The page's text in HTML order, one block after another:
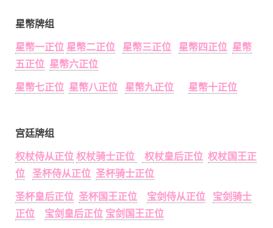
星幣牌组
星幣一正位 星幣二正位 星幣三正位 星幣四正位 星幣
五正位 星幣六正位
星幣七正位 星幣八正位 星幣九正位 星幣十正位
宫廷牌组
权杖侍从正位 权杖骑士正位 权杖皇后正位 权杖国王正
位
圣杯侍从正位 圣杯骑士正位
圣杯皇后正位 圣杯国王正位 宝剑侍从正位
宝剑骑士
正位
宝剑皇后正位 宝剑国王正位